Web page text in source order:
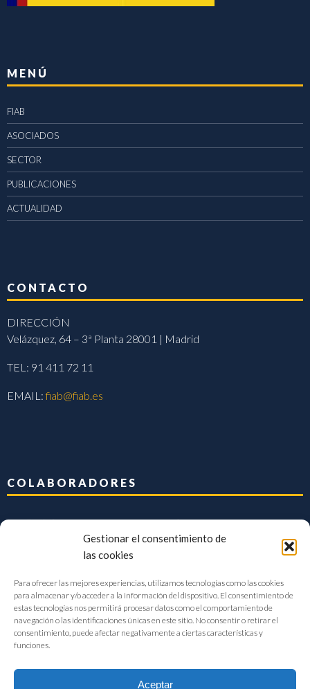
Gestionar el consentimiento de
las cookies
Para ofrecer las mejores experiencias, utilizamos tecnologías como las cookies
para almacenar y/o acceder a la información del dispositivo. El consentimiento de
estas tecnologías nos permitirá procesar datos como el comportamiento de
navegación o las identificaciones únicas en este sitio. No consentir o retirar el
consentimiento, puede afectar negativamente a ciertas características y
funciones.
Aceptar
MENÚ
FIAB
ASOCIADOS
SECTOR
PUBLICACIONES
ACTUALIDAD
CONTACTO
DIRECCIÓN
Velázquez, 64 – 3ª Planta 28001 | Madrid
TEL: 91 411 72 11
EMAIL:fiab@fiab.es
COLABORADORES